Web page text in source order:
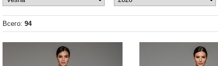
Всего: 94